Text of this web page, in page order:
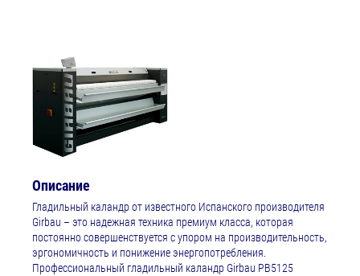
Описание
Гладильный каландр от известного Испанского производителя
Girbau – это надежная техника премиум класса, которая
постоянно совершенствуется с упором на производительность,
эргономичность и понижение энергопотребления.
Профессиональный гладильный каландр Girbau PB5125